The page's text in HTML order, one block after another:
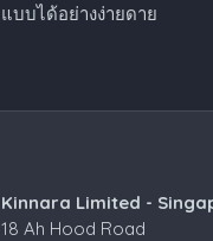
แบบได้อย่างง่ายดาย
Kinnara Limited -
18 Ah Hood Road